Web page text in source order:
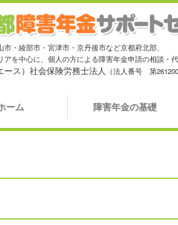
市・綾部市・宮津市・京丹後市など京都府北部、
アを中心に、個人の方による障害年金申請の相談・
ース）社会保険労務士法人 （法人番号 第
ーム 障害年金の基礎